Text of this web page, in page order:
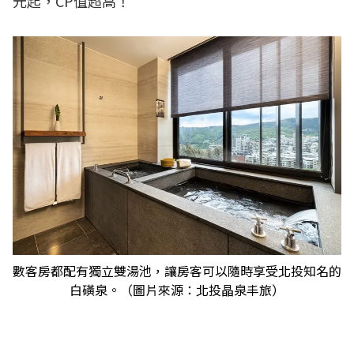
數客房都配有獨立雙湯池，讓房客可以隨時享受北投知名的
白磺泉。（圖片來源：北投晶泉丰旅）